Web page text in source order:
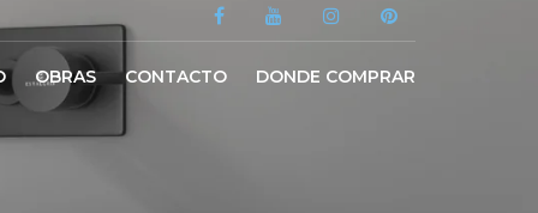
OBRAS CONTACTO DONDE COMPRAR